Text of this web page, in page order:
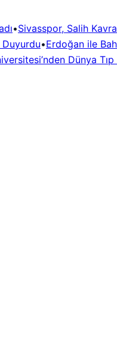
•Sivasspor, Salih
•Erdoğan ile
Dünya